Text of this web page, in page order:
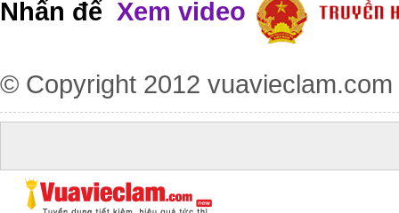
Nhấn để Xem video
© Copyright 2012 vuavieclam.com